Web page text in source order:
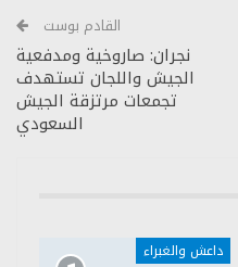
القادم بوست
نجران: صاروخية ومدفعية
الجيش واللجان تستهدف
تجمعات مرتزقة الجيش
السعودي
داعش والغبراء